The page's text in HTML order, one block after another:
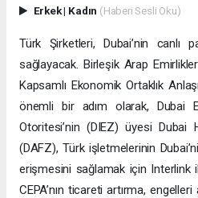
Erkek| Kadın (Haberi Sesli Oku)
Türk Şirketleri, Dubai’nin canlı
sağlayacak. Birleşik Arap
Kapsamlı Ekonomik Ortaklık
önemli bir adım olarak, Dubai
Otoritesi’nin (DIEZ) üyesi Dubai
(DAFZ), Türk işletmelerinin
erişmesini sağlamak için Interlink
CEPA’nın ticareti artırma,